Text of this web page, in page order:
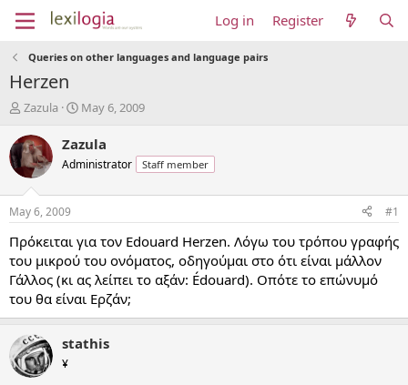
Log in Register
Queries on other languages and language pairs
Herzen
T
r
e
a
d
t
a
t
e
r
Zazula
S
a
t
t
e
May 6, 2009
Zazula
Administrator Staff member
May 6, 2009 #1
Πρόκειται για τον Edouard Herzen. Λόγω του τρόπου γραφής
του μικρού του ονόματος, οδηγούμαι στο ότι είναι μάλλον
Γάλλος (κι ας λείπει το αξάν: Édouard). Οπότε το επώνυμό
του θα είναι Ερζάν;
stathis
¥